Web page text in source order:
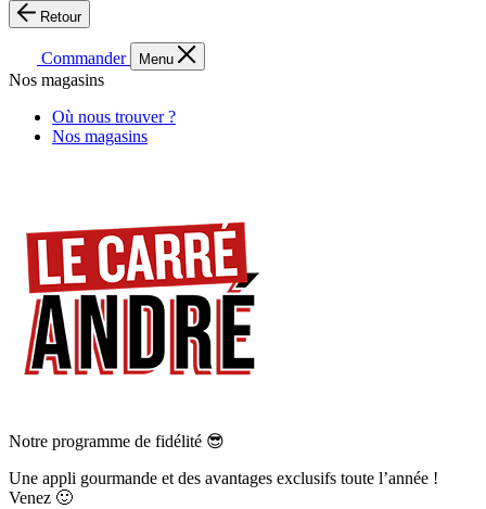
Retour
Commander Menu
Nos magasins
Où nous trouver ?
Nos magasins
Notre programme de fidélité 😎
Une appli gourmande et des avantages exclusifs toute l’année !
Venez 🙂